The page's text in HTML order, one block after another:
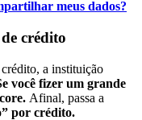
meus dados?
crédito
a instituição
você fizer um grande
Afinal, passa a
por crédito.